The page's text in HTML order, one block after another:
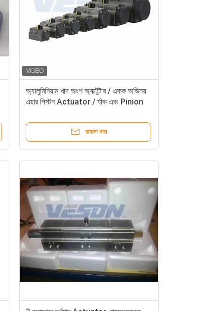
অ্যালুমিনিয়াম খাদ অংশ অ্যাক্টুটার / একক অভিনয়
এয়ার পিস্টন Actuator / র্যাক এবং Pinion
ভালো দাম